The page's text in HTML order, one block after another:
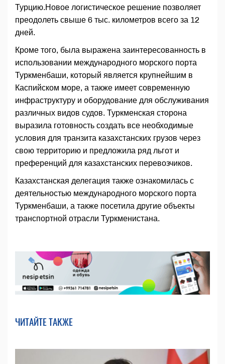
Турцию.Новое логистическое решение позволяет
преодолеть свыше 6 тыс. километров всего за 12
дней.
Кроме того, была выражена заинтересованность в
использовании международного морского порта
Туркменбаши, который является крупнейшим в
Каспийском море, а также имеет современную
инфраструктуру и оборудование для обслуживания
различных видов судов. Туркменская сторона
выразила готовность создать все необходимые
условия для транзита казахстанских грузов через
свою территорию и предложила ряд льгот и
преференций для казахстанских перевозчиков.
Казахстанская делегация также ознакомилась с
деятельностью международного морского порта
Туркменбаши, а также посетила другие объекты
транспортной отрасли Туркменистана.
ЧИТАЙТЕ ТАКЖЕ